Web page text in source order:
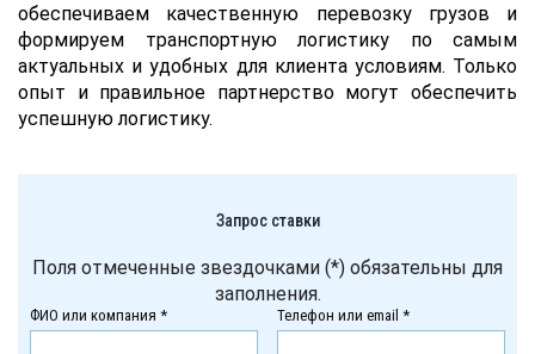
обеспечиваем качественную перевозку грузов и
формируем транспортную логистику по самым
актуальных и удобных для клиента условиям. Только
опыт и правильное партнерство могут обеспечить
успешную логистику.
Запрос ставки
Поля отмеченные звездочками (*) обязательны для
заполнения.
ФИО или компания * Телефон или email *